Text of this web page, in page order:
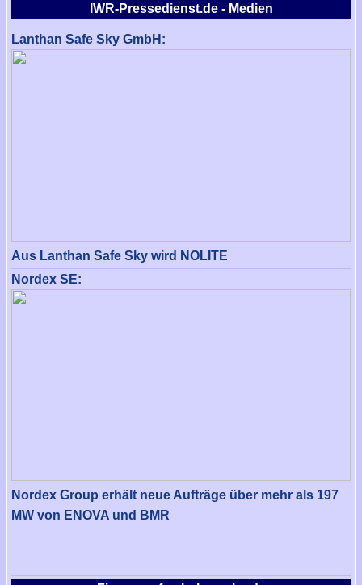
IWR-Pressedienst.de - Medien
Lanthan Safe Sky GmbH:
Aus Lanthan Safe Sky wird NOLITE
Nordex SE:
Nordex Group erhält neue Aufträge über mehr als 197
MW von ENOVA und BMR